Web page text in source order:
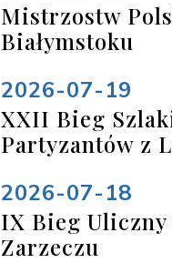
Mistrzostw
Białymstoku
2026-07-19
XXII Bieg
Partyzantów z
2026-07-18
IX Bieg Uliczny
Zarzeczu